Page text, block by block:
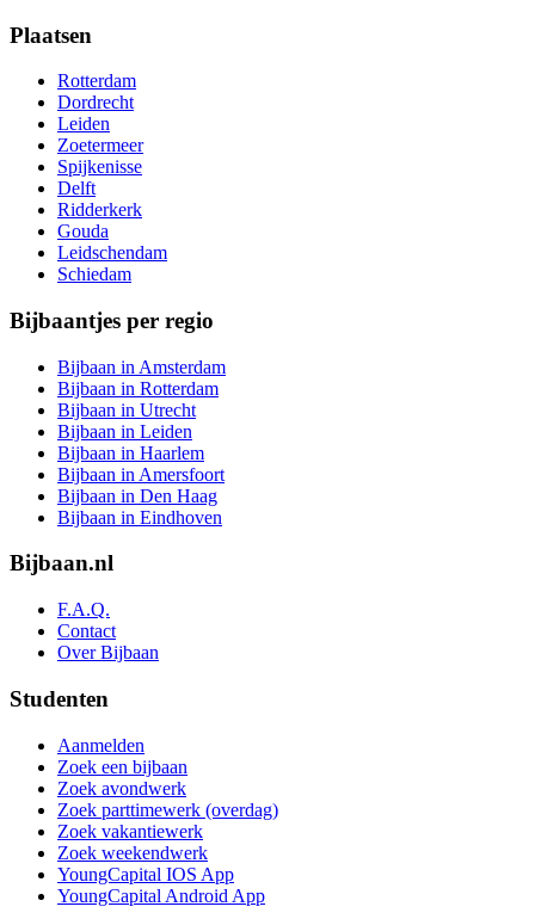
Plaatsen
Rotterdam
Dordrecht
Leiden
Zoetermeer
Spijkenisse
Delft
Ridderkerk
Gouda
Leidschendam
Schiedam
Bijbaantjes per regio
Bijbaan in Amsterdam
Bijbaan in Rotterdam
Bijbaan in Utrecht
Bijbaan in Leiden
Bijbaan in Haarlem
Bijbaan in Amersfoort
Bijbaan in Den Haag
Bijbaan in Eindhoven
Bijbaan.nl
F.A.Q.
Contact
Over Bijbaan
Studenten
Aanmelden
Zoek een bijbaan
Zoek avondwerk
Zoek parttimewerk (overdag)
Zoek vakantiewerk
Zoek weekendwerk
YoungCapital IOS App
YoungCapital Android App